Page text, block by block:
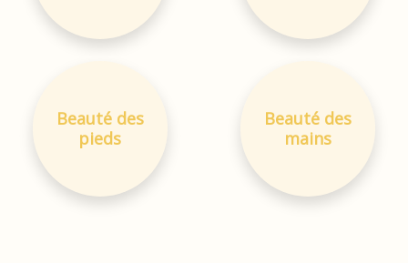
Beauté des
pieds
Beauté des
mains